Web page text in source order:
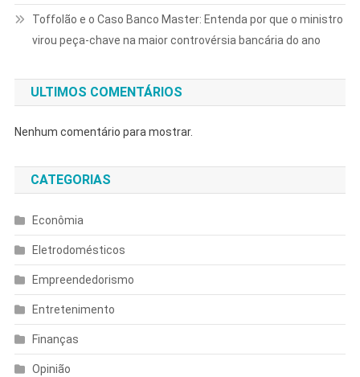
Toffolão e o Caso Banco Master: Entenda por que o ministro
virou peça-chave na maior controvérsia bancária do ano
ULTIMOS COMENTÁRIOS
Nenhum comentário para mostrar.
CATEGORIAS
Econômia
Eletrodomésticos
Empreendedorismo
Entretenimento
Finanças
Opinião